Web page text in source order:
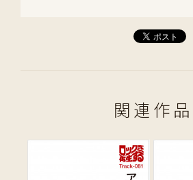
関連作品